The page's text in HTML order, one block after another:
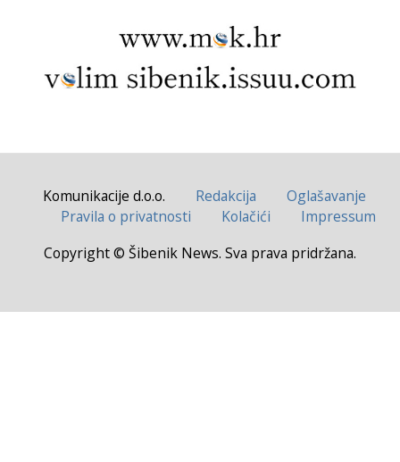
Komunikacije d.o.o. Redakcija
Oglašavanje
Pravila o privatnosti
Kolačići
Impressum
Copyright © Šibenik News. Sva prava pridržana.